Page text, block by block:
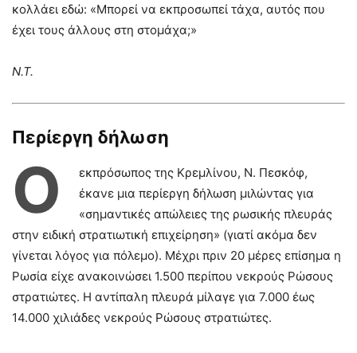
κολλάει εδώ: «Μπορεί να εκπροσωπεί τάχα, αυτός που
έχει τους άλλους στη στομάχα;»
Ν.Τ.
Περίεργη δήλωση
Ο
εκπρόσωπος της Κρεμλίνου, Ν. Πεσκόφ,
έκανε μια περίεργη δήλωση μιλώντας για
«σημαντικές απώλειες της ρωσικής πλευράς
στην ειδική στρατιωτική επιχείρηση» (γιατί ακόμα δεν
γίνεται λόγος για πόλεμο). Μέχρι πριν 20 μέρες επίσημα η
Ρωσία είχε ανακοινώσει 1.500 περίπου νεκρούς Ρώσους
στρατιώτες. Η αντίπαλη πλευρά μίλαγε για 7.000 έως
14.000 χιλιάδες νεκρούς Ρώσους στρατιώτες.